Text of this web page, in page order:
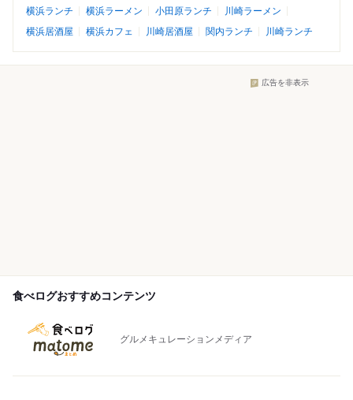
横浜ランチ
横浜ラーメン 小田原ランチ
川崎ラーメン
横浜居酒屋
横浜カフェ 川崎居酒屋 関内ランチ 川崎ランチ
広告を非表示
食べログおすすめコンテンツ
グルメキュレーションメディア